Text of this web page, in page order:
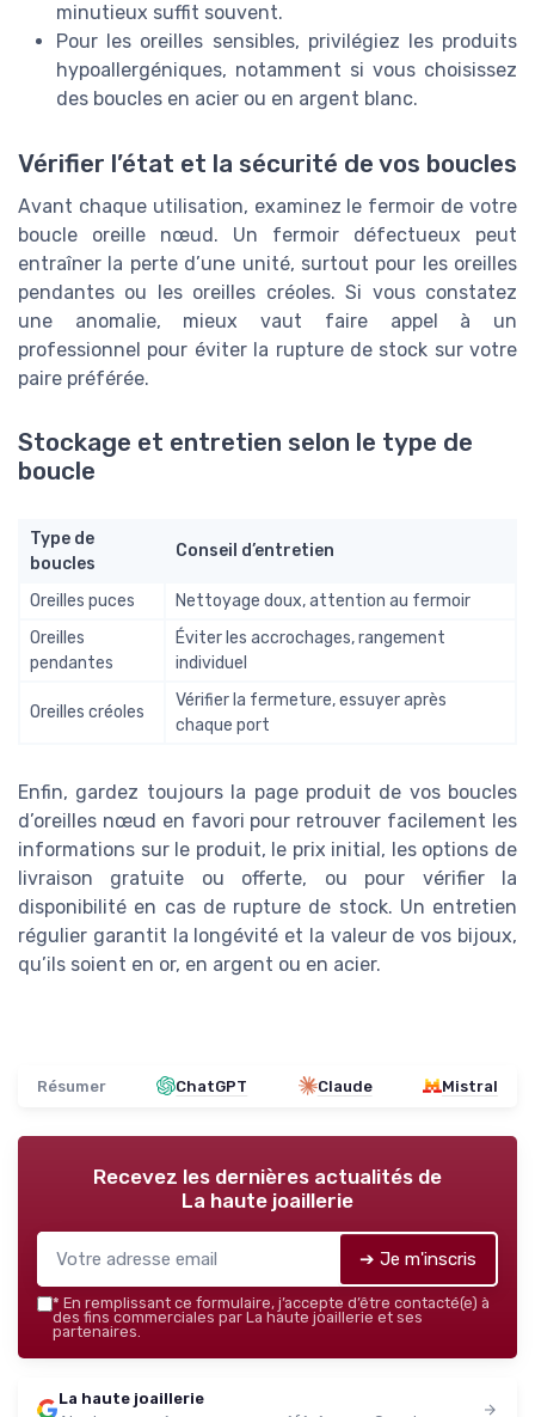
minutieux suffit souvent.
Pour les oreilles sensibles, privilégiez les produits
hypoallergéniques, notamment si vous choisissez
des boucles en acier ou en argent blanc.
Vérifier l’état et la sécurité de vos boucles
Avant chaque utilisation, examinez le fermoir de votre
boucle oreille nœud. Un fermoir défectueux peut
entraîner la perte d’une unité, surtout pour les oreilles
pendantes ou les oreilles créoles. Si vous constatez
une anomalie, mieux vaut faire appel à un
professionnel pour éviter la rupture de stock sur votre
paire préférée.
Stockage et entretien selon le type de
boucle
Type de
boucles
Conseil d’entretien
Oreilles puces
Nettoyage doux, attention au fermoir
Oreilles
pendantes
Éviter les accrochages, rangement
individuel
Oreilles créoles
Vérifier la fermeture, essuyer après
chaque port
Enfin, gardez toujours la page produit de vos boucles
d’oreilles nœud en favori pour retrouver facilement les
informations sur le produit, le prix initial, les options de
livraison gratuite ou offerte, ou pour vérifier la
disponibilité en cas de rupture de stock. Un entretien
régulier garantit la longévité et la valeur de vos bijoux,
qu’ils soient en or, en argent ou en acier.
Résumer ChatGPT Claude Mistral
Recevez les dernières actualités de
La haute joaillerie
➔ Je m'inscris
* En remplissant ce formulaire, j’accepte d’être contacté(e) à
des fins commerciales par La haute joaillerie et ses
partenaires.
La haute joaillerie